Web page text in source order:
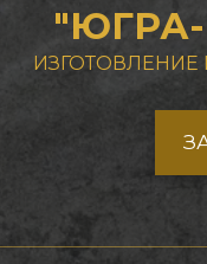
ИЗГОТОВЛЕНИЕ